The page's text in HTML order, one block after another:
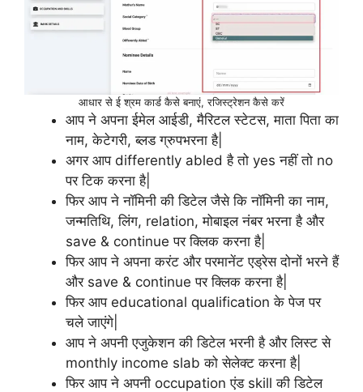
आधार से ई श्रम कार्ड कैसे बनाएं, रजिस्ट्रेशन कैसे करें
आप ने अपना ईमेल आईडी, मैरिटल स्टेटस, माता पिता का
नाम, केटेगरी, ब्लड ग्रुपभरना है|
अगर आप differently abled है तो yes नहीं तो no
पर टिक करना है|
फिर आप ने नॉमिनी की डिटेल जैसे कि नॉमिनी का नाम,
जन्मतिथि, लिंग, relation, मोबाइल नंबर भरना है और
save & continue पर क्लिक करना है|
फिर आप ने अपना करंट और परमानेंट एड्रेस दोनों भरने हैं
और save & continue पर क्लिक करना है|
फिर आप educational qualification के पेज पर
चले जाएंगे|
आप ने अपनी एजुकेशन की डिटेल भरनी है और लिस्ट से
monthly income slab को सेलेक्ट करना है|
फिर आप ने अपनी occupation एंड skill की डिटेल